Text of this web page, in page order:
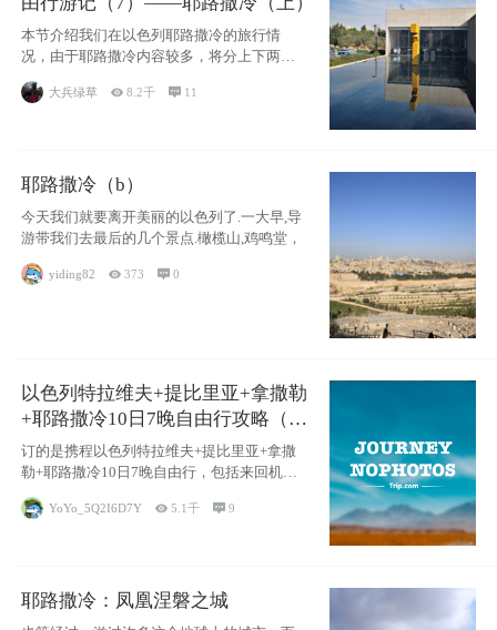
本节介绍我们在以色列耶路撒冷的旅行情
况，由于耶路撒冷内容较多，将分上下两节
大兵绿草 8.2千  11
耶路撒冷（b）
今天我们就要离开美丽的以色列了.一大早,导
游带我们去最后的几个景点.橄榄山,鸡鸣堂，
yiding82 373 0
以色列特拉维夫+提比里亚+拿撒勒
+耶路撒冷10日7晚自由行攻略（交
通和住宿为主）
订的是携程以色列特拉维夫+提比里亚+拿撒
勒+耶路撒冷10日7晚自由行，包括来回机票
YoYo_5Q2I6D7Y  5.1千 9
耶路撒冷：凤凰涅磐之城